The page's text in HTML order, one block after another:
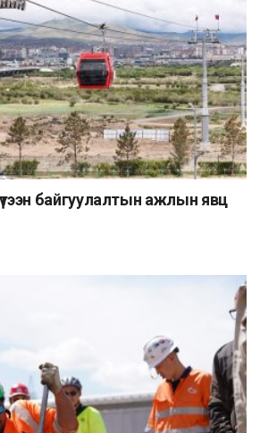
байгуулалтын ажлын явц